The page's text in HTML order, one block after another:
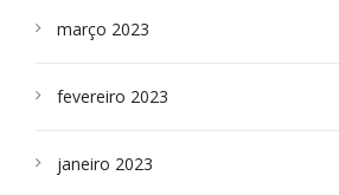
março 2023
fevereiro 2023
janeiro 2023